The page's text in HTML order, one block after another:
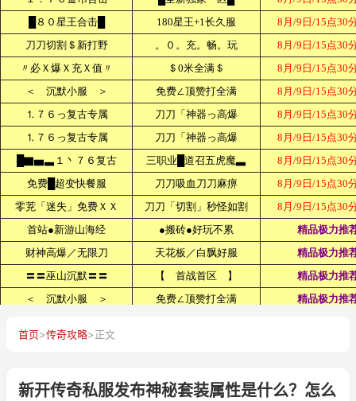
首页>传奇攻略>正文
新开传奇私服发布神秘套装属性是什么？怎么